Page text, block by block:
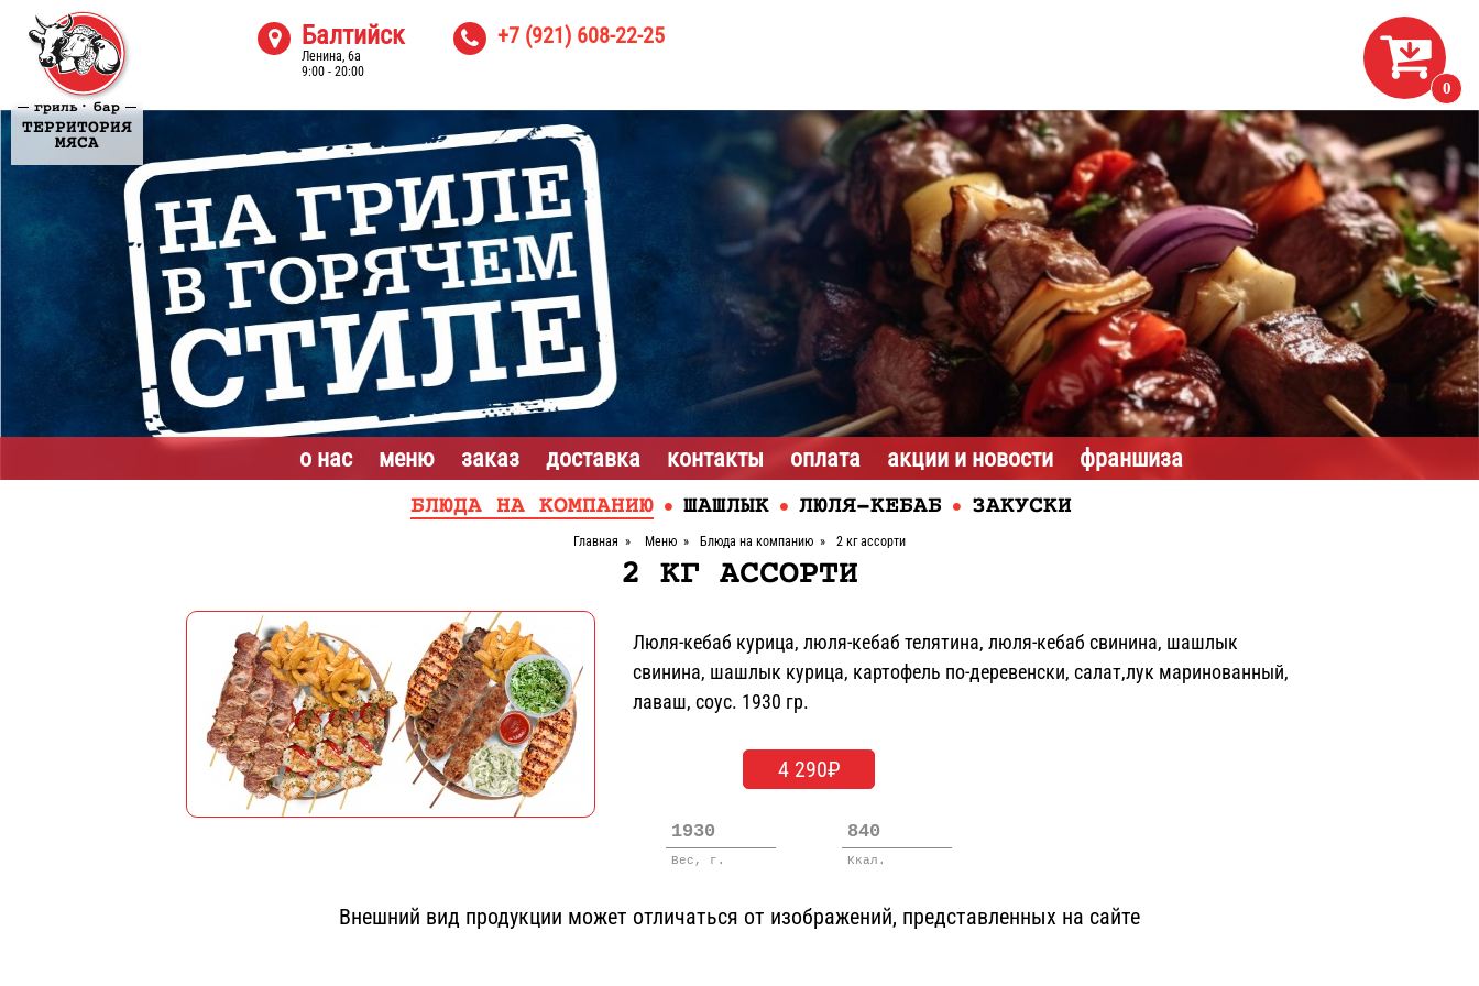
гриль· бар
ТЕРРИТОРИЯ
МЯСА
 Балтийск
Ленина, 6а
9:00 - 20:00
 +7 (921) 608-22-25 
0
о нас меню заказ доставка контакты оплата акции и новости франшиза
БЛЮДА НА КОМПАНИЮ ШАШЛЫК ЛЮЛЯ-КЕБАБ ЗАКУСКИ
Главная » Меню » Блюда на компанию » 2 кг ассорти
2 КГ АССОРТИ
Люля-кебаб курица, люля-кебаб телятина, люля-кебаб свинина, шашлык
свинина, шашлык курица, картофель по-деревенски, салат,лук маринованный,
лаваш, соус. 1930 гр.
4 290₽
1930
Вес, г.
840
Ккал.
Внешний вид продукции может отличаться от изображений, представленных на сайте